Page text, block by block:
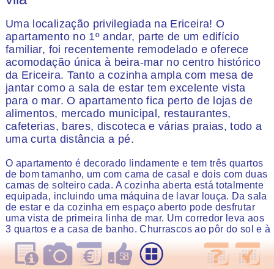
Uma localização privilegiada na Ericeira! O
apartamento no 1º andar, parte de um edifício
familiar, foi recentemente remodelado e oferece
acomodação única à beira-mar no centro histórico
da Ericeira. Tanto a cozinha ampla com mesa de
jantar como a sala de estar tem excelente vista
para o mar. O apartamento fica perto de lojas de
alimentos, mercado municipal, restaurantes,
cafeterias, bares, discoteca e várias praias, todo a
uma curta distância a pé.
O apartamento é decorado lindamente e tem três quartos
de bom tamanho, um com cama de casal e dois com duas
camas de solteiro cada. A cozinha aberta está totalmente
equipada, incluindo uma máquina de lavar louça. Da sala
de estar e da cozinha em espaço aberto pode desfrutar
uma vista de primeira linha de mar. Um corredor leva aos
3 quartos e a casa de banho. Churrascos ao pôr do sol e à
beira-mar completam esta linda casa.
avaliações
58